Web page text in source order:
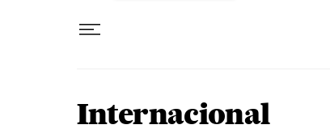
Internacional